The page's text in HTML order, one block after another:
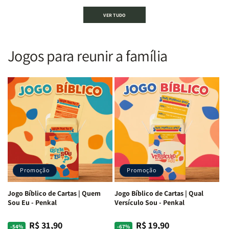
Almeida
Letra
Média
Full
Color
Brochura
Rei
Leão
Bíblia
Almeida
Letra
Média
&amp;
Full
Color
|
Brochura
|
Rei
Leão
Bíblia
PPM
|
|
Full
Color
Capa
Dura
Harpa
|
-
Cruz
Laranja
|
Full
Color
|
Capa
Dura
Harpa
|
-
Cruz
Laranja
VER TUDO
Jogos para reunir a família
Promoção
Jogo Bíblico de Cartas | Quem
Sou Eu - Penkal
-54% R$ 31,90
Promoção
Jogo Bíblico de Cartas | Qual
Versículo Sou - Penkal
-67% R$ 19,90